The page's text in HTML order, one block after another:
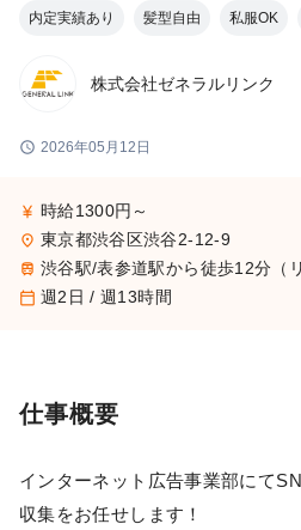
内定実績あり 髪型自由 私服OK
株式会社ゼネラルリンク
schedule 2026年05月12日
currency_yen 時給1300円～
place 東京都渋谷区渋谷2-12-9
train 渋谷駅/表参道駅から徒歩12分（
calendar_today 週2日 / 週13時間
仕事概要
インターネット広告事業部にて
収集をお任せします！